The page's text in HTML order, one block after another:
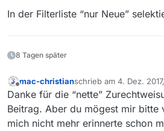
In der Filterliste “nur Neue”
8 Tagen später
Offline
mac-christianschrieb am 4. Dez.
zuletzt editiert von
Danke für die “nette”
Beitrag. Aber du mögest mir bitte
mich nicht mehr erinnerte schon